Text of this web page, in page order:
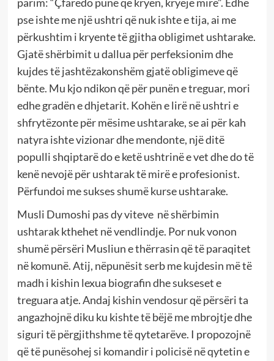
pse ishte me një ushtri që nuk ishte e tija, ai me
përkushtim i kryente të gjitha obligimet ushtarake.
Gjatë shërbimit u dallua për perfeksionim dhe
kujdes të jashtëzakonshëm gjatë obligimeve që
bënte. Mu kjo ndikon që për punën e treguar, mori
edhe gradën e dhjetarit. Kohën e lirë në ushtri e
shfrytëzonte për mësime ushtarake, se ai për kah
natyra ishte vizionar dhe mendonte, një ditë
populli shqiptarë do e ketë ushtrinë e vet dhe do të
kenë nevojë për ushtarak të mirë e profesionist.
Përfundoi me sukses shumë kurse ushtarake.
Musli Dumoshi pas dy viteve në shërbimin
ushtarak kthehet në vendlindje. Por nuk vonon
shumë përsëri Musliun e thërrasin që të paraqitet
në komunë. Atij, nëpunësit serb me kujdesin më të
madh i kishin lexua biografin dhe sukseset e
treguara atje. Andaj kishin vendosur që përsëri ta
angazhojnë diku ku kishte të bëjë me mbrojtje dhe
siguri të përgjithshme të qytetarëve. I propozojnë
që të punësohej si komandir i policisë në qytetin e